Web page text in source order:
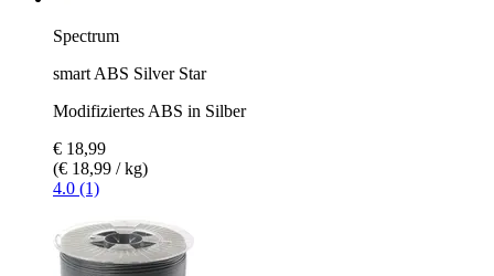
Spectrum
smart ABS Silver Star
Modifiziertes ABS in Silber
€ 18,99
(€ 18,99 / kg)
4.0 (1)